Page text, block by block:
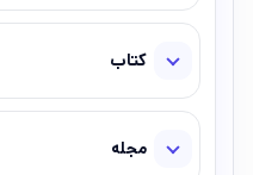
کتاب
مجله